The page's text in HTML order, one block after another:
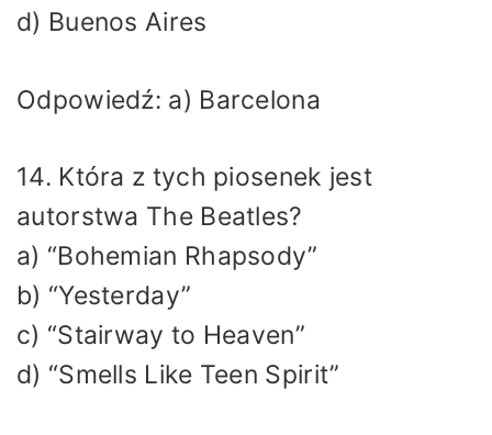
d) Buenos Aires
Odpowiedź: a) Barcelona
14. Która z tych piosenek jest
autorstwa The Beatles?
a) “Bohemian Rhapsody”
b) “Yesterday”
c) “Stairway to Heaven”
d) “Smells Like Teen Spirit”